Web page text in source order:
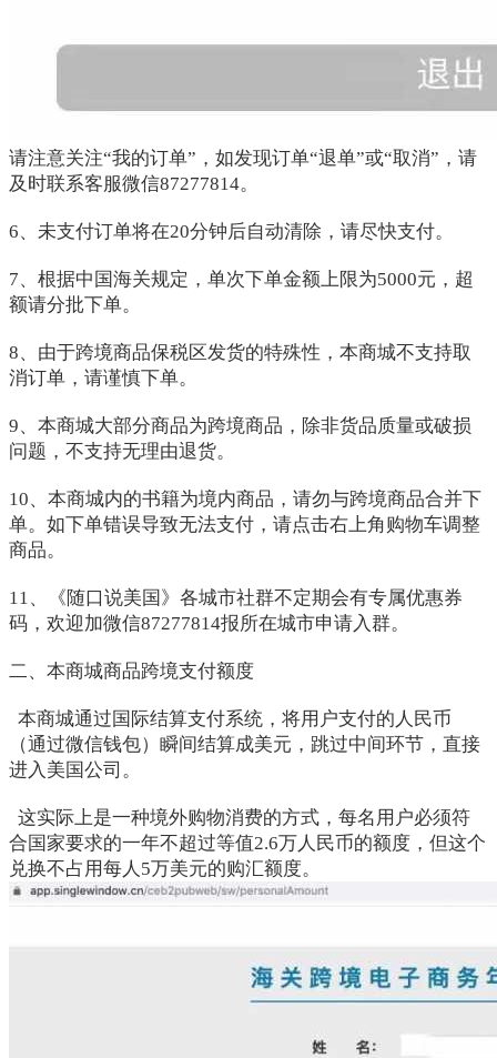
请注意关注“我的订单”，如发现订单“退单”或“取消”，请
及时联系客服微信87277814。
6、未支付订单将在20分钟后自动清除，请尽快支付。
7、根据中国海关规定，单次下单金额上限为5000元，超
额请分批下单。
8、由于跨境商品保税区发货的特殊性，本商城不支持取
消订单，请谨慎下单。
9、本商城大部分商品为跨境商品，除非货品质量或破损
问题，不支持无理由退货。
10、本商城内的书籍为境内商品，请勿与跨境商品合并下
单。如下单错误导致无法支付，请点击右上角购物车调整
商品。
11、《随口说美国》各城市社群不定期会有专属优惠券
码，欢迎加微信87277814报所在城市申请入群。
二、本商城商品跨境支付额度
本商城通过国际结算支付系统，将用户支付的人民币
（通过微信钱包）瞬间结算成美元，跳过中间环节，直接
进入美国公司。
这实际上是一种境外购物消费的方式，每名用户必须符
合国家要求的一年不超过等值2.6万人民币的额度，但这个
兑换不占用每人5万美元的购汇额度。